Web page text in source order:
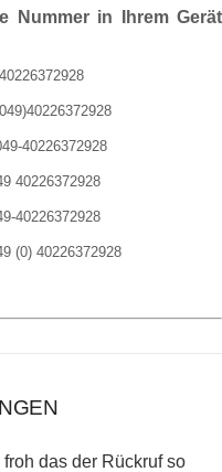
Nummer in Ihrem Gerät
40226372928
40226372928
40226372928
(0) 40226372928